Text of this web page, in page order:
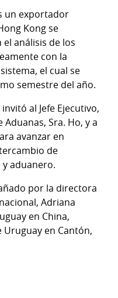
un exportador
Kong se
análisis de los
con la
el cual se
semestre del año.
al Jefe Ejecutivo,
Aduanas, Sra. Ho, y a
avanzar en
de
aduanero.
por la directora
Adriana
en China,
Uruguay en Cantón,